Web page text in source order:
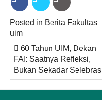
Posted in Berita Fakultas
uim
Post
navigation
60 Tahun UIM, Dekan
FAI: Saatnya Refleksi,
Bukan Sekadar Selebrasi